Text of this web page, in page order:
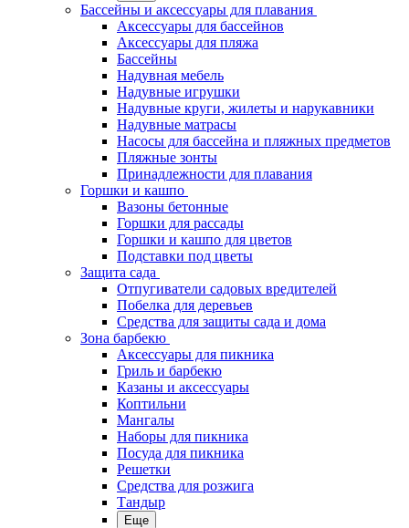
Бассейны и аксессуары для плавания
Аксессуары для бассейнов
Аксессуары для пляжа
Бассейны
Надувная мебель
Надувные игрушки
Надувные круги, жилеты и нарукавники
Надувные матрасы
Насосы для бассейна и пляжных предметов
Пляжные зонты
Принадлежности для плавания
Горшки и кашпо
Вазоны бетонные
Горшки для рассады
Горшки и кашпо для цветов
Подставки под цветы
Защита сада
Отпугиватели садовых вредителей
Побелка для деревьев
Средства для защиты сада и дома
Зона барбекю
Аксессуары для пикника
Гриль и барбекю
Казаны и аксессуары
Коптильни
Мангалы
Наборы для пикника
Посуда для пикника
Решетки
Средства для розжига
Тандыр
Еще